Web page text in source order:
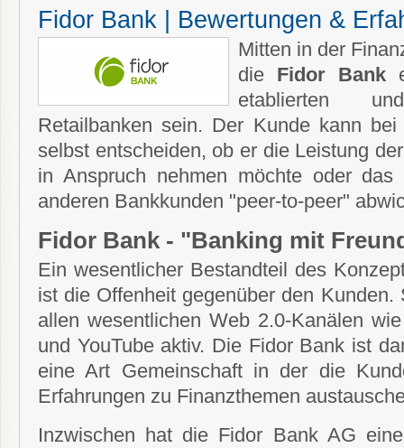
Fidor Bank | Bewertungen &
Mitten in der
die Fidor Bank
etablierten
Retailbanken sein. Der Kunde kann
selbst entscheiden, ob er die Leistung
in Anspruch nehmen möchte oder das
anderen Bankkunden "peer-to-peer"
Fidor Bank - "Banking mit
Ein wesentlicher Bestandteil des
ist die Offenheit gegenüber den
allen wesentlichen Web 2.0-Kanälen
und YouTube aktiv. Die Fidor Bank ist
eine Art Gemeinschaft in der die
Erfahrungen zu Finanzthemen
Inzwischen hat die Fidor Bank AG